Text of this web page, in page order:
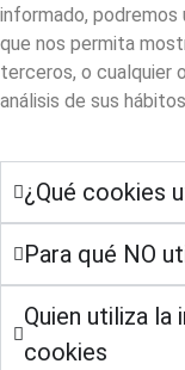
informado, podremos
que nos permita
terceros, o cualquier
análisis de sus
¿Qué cookies
Para qué NO
Quien utiliza
cookies